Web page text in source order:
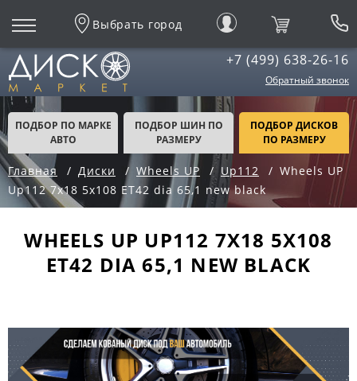
Выбрать город
+7 (499) 638-26-16
Обратный звонок
ПОДБОР ПО МАРКЕ
АВТО
ПОДБОР ШИН ПО
РАЗМЕРУ
ПОДБОР ДИСКОВ
ПО РАЗМЕРУ
Главная Диски Wheels UP Up112
Wheels UP
Up112 7x18 5x108 ET42 dia 65,1 new black
WHEELS UP UP112 7X18 5X108
ET42 DIA 65,1 NEW BLACK